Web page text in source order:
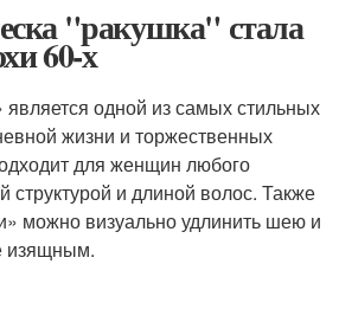
"ракушка" стала
60-х
одной из самых стильных
жизни и торжественных
для женщин любого
структурой и длиной волос. Также
можно визуально удлинить шею и
изящным.